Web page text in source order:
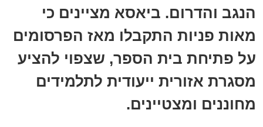
הנגב והדרום. ביאסא מציינים כי
מאות פניות התקבלו מאז הפרסומים
על פתיחת בית הספר, שצפוי להציע
מסגרת אזורית ייעודית לתלמידים
מחוננים ומצטיינים.